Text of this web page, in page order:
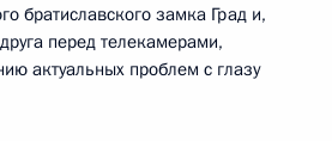
братиславского замка Град и,
перед телекамерами,
актуальных проблем с глазу